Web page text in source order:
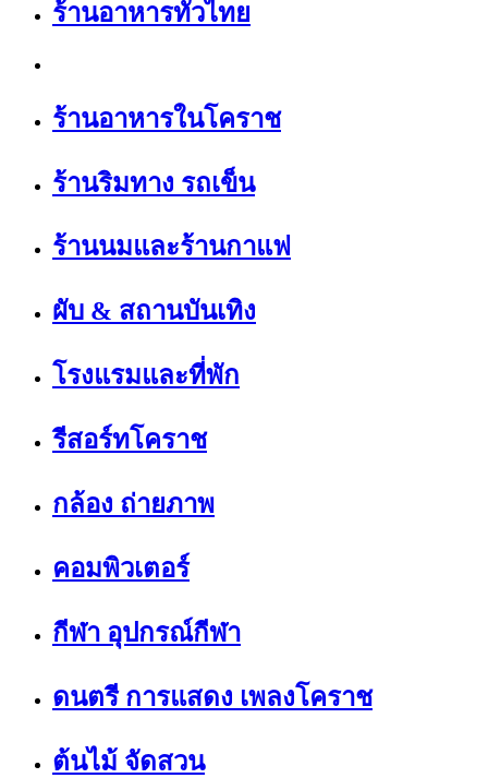
ร้านอาหารทั่วไทย
ร้านอาหารในโคราช
ร้านริมทาง รถเข็น
ร้านนมและร้านกาแฟ
ผับ & สถานบันเทิง
โรงแรมและที่พัก
รีสอร์ทโคราช
กล้อง ถ่ายภาพ
คอมพิวเตอร์
กีฬา อุปกรณ์กีฬา
ดนตรี การแสดง เพลงโคราช
ต้นไม้ จัดสวน